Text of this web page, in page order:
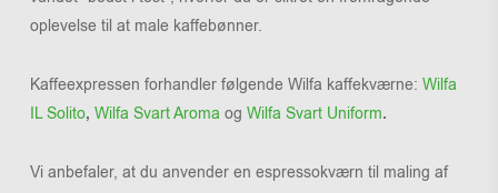
oplevelse til at male kaffebønner.
Kaffeexpressen forhandler følgende Wilfa kaffekværne: Wilfa
IL Solito, Wilfa Svart Aroma og Wilfa Svart Uniform.
Vi anbefaler, at du anvender en espressokværn til maling af